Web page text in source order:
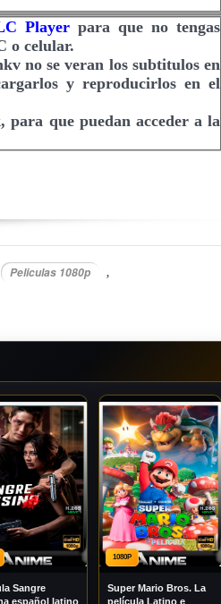
Player para que no tengas
o celular.
no se veran los subtitulos en
y reproducirlos en el
para que puedan acceder a la
Peliculas 1080p ,
Sangre
español latino
1080P
Super Mario Bros. La
película Latino e